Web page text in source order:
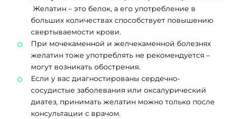
Желатин – это белок, а его употребление в
больших количествах способствует повышению
свертываемости крови.
При мочекаменной и желчекаменной болезнях
желатин тоже употреблять не рекомендуется –
могут возникать обострения.
Если у вас диагностированы сердечно-
сосудистые заболевания или оксалурический
диатез, принимать желатин можно только после
консультации с врачом.